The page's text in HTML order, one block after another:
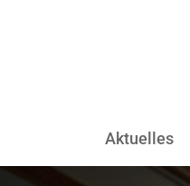
Aktuelles